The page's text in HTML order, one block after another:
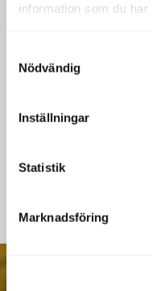
information som du
Nödvändig
Inställningar
Statistik
Marknadsföring